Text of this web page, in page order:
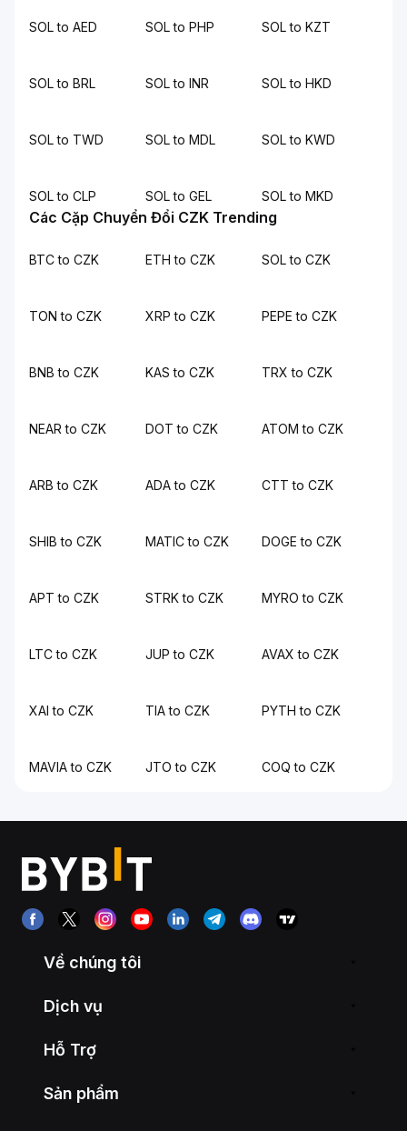
SOL to AED SOL to PHP SOL to KZT
SOL to BRL SOL to INR SOL to HKD
SOL to TWD SOL to MDL SOL to KWD
SOL to CLP SOL to GEL SOL to MKD
Các Cặp Chuyển Đổi CZK Trending
BTC to CZK ETH to CZK SOL to CZK
TON to CZK XRP to CZK PEPE to CZK
BNB to CZK KAS to CZK TRX to CZK
NEAR to CZK DOT to CZK ATOM to CZK
ARB to CZK ADA to CZK CTT to CZK
SHIB to CZK MATIC to CZK DOGE to CZK
APT to CZK STRK to CZK MYRO to CZK
LTC to CZK JUP to CZK AVAX to CZK
XAI to CZK TIA to CZK PYTH to CZK
MAVIA to CZK JTO to CZK COQ to CZK
Về chúng tôi
Dịch vụ
Hỗ Trợ
Sản phẩm